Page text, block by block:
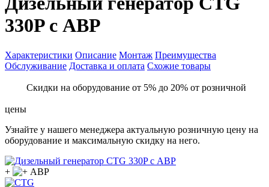
330P с АВР
Характеристики Описание Монтаж Преимущества
Обслуживание Доставка и оплата Схожие товары
Скидки на оборудование от 5% до 20% от розничной
цены
Узнайте у нашего менеджера актуальную розничную цену на
оборудование и максимальную скидку на него.
+